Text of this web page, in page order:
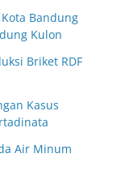
Bandung
Kulon
Briket RDF
Kasus
Air Minum